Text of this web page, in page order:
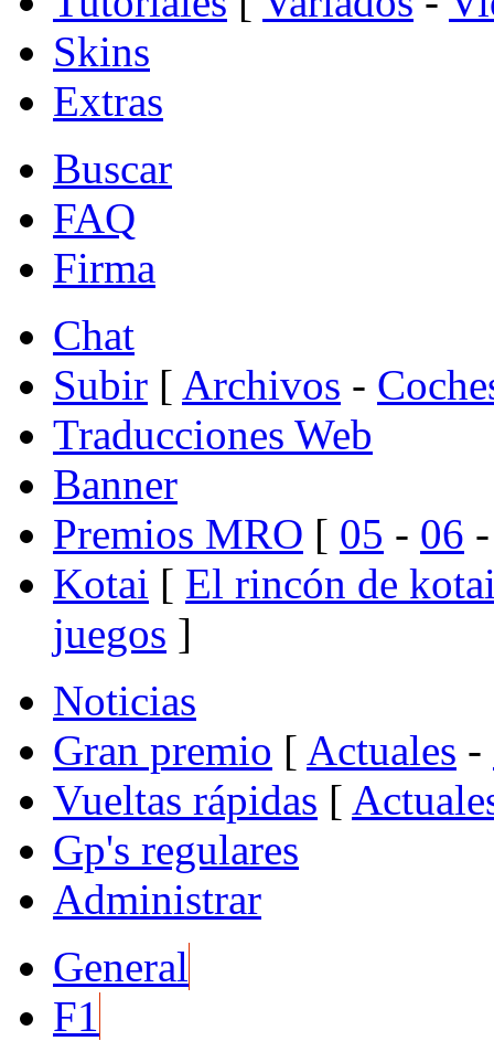
Skins
Extras
Buscar
FAQ
Firma
Chat
Subir [ Archivos -
Traducciones Web
Banner
Premios MRO [ 05 - 06
Kotai [ El rincón de
juegos ]
Noticias
Gran premio [ Actuales -
Vueltas rápidas [
Gp's regulares
Administrar
General
F1